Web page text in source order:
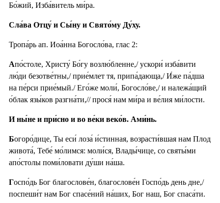
Бо́жий, Изба́витель ми́ра.
Сла́ва Отцу́ и Сы́ну и Свято́му Ду́ху.
Тропа́рь ап. Иоа́нна Богосло́ва, глас 2:
Апо́столе, Христу́ Бо́гу возлю́бленне,/ ускори́ изба́вити
лю́ди безотве́тны,/ прие́млет тя, припа́дающа,/ И́же па́дша
на пе́рси прие́мый./ Его́же моли́, Богосло́ве,/ и належа́щий
о́блак язы́ков разгна́ти,// прося́ нам ми́ра и ве́лия ми́лости.
И ны́не и при́сно и во ве́ки веко́в. Ами́нь.
Богоро́дице, Ты еси́ лоза́ и́стинная, возрасти́вшая нам Плод
живота́, Тебе́ мо́лимся: моли́ся, Влады́чице, со святы́ми
апо́столы поми́ловати ду́ши на́ша.
Госпо́дь Бог благослове́н, благослове́н Госпо́дь день дне,/
поспеши́т нам Бог спасе́ний на́ших, Бог наш, Бог спаса́ти.